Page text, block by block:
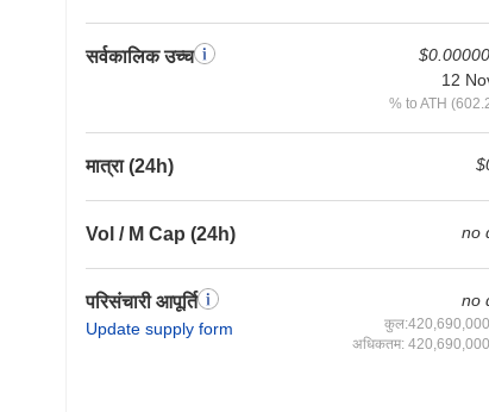
सर्वकालिक उच्च
12
% to ATH
मात्रा (24h)
Vol / M Cap (24h) no
परिसंचारी आपूर्ति
Update supply form
no
अधिकतम: